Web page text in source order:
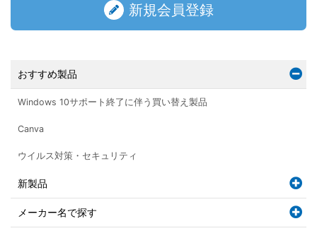
新規会員登録
おすすめ製品
Windows 10サポート終了に伴う買い替え製品
Canva
ウイルス対策・セキュリティ
新製品
メーカー名で探す